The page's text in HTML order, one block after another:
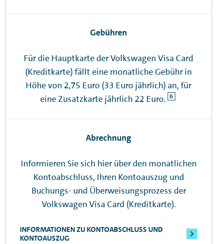
Gebühren
Für die Hauptkarte der Volkswagen Visa Card
(Kreditkarte) fällt eine monatliche Gebühr in
Höhe von 2,75 Euro (33 Euro jährlich) an, für
eine Zusatzkarte jährlich 22 Euro. 6
Abrechnung
Informieren Sie sich hier über den monatlichen
Kontoabschluss, Ihren Kontoauszug und
Buchungs- und Überweisungsprozess der
Volkswagen Visa Card (Kreditkarte).
INFORMATIONEN ZU KONTOABSCHLUSS UND
KONTOAUSZUG